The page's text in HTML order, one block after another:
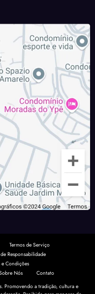
Termos de Serviço
Responsabilidade
e Condições
Nós
Contato
Promovendo a tradição, cultura e